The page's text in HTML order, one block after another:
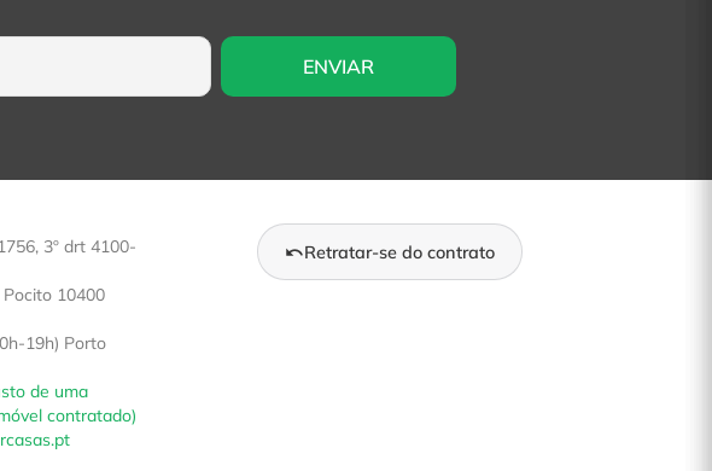
3º drt 4100-
10400
19h) Porto
de uma
contratado)
Retratar-se do contrato